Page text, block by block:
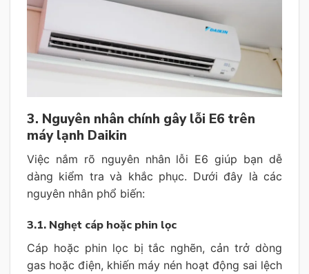
3. Nguyên nhân chính gây lỗi E6 trên
máy lạnh Daikin
Việc nắm rõ nguyên nhân lỗi E6 giúp bạn dễ
dàng kiểm tra và khắc phục. Dưới đây là các
nguyên nhân phổ biến:
3.1. Nghẹt cáp hoặc phin lọc
Cáp hoặc phin lọc bị tắc nghẽn, cản trở dòng
gas hoặc điện, khiến máy nén hoạt động sai lệch